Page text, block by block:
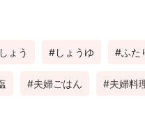
ょう しょうゆ ふた
夫婦ごはん 夫婦料